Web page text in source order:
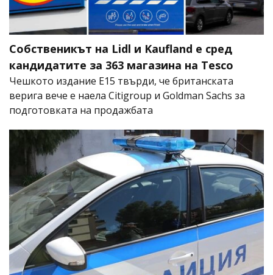
Собственикът на Lidl и Kaufland е сред
кандидатите за 363 магазина на Tesco
Чешкото издание E15 твърди, че британската
верига вече е наела Citigroup и Goldman Sachs за
подготовката на продажбата